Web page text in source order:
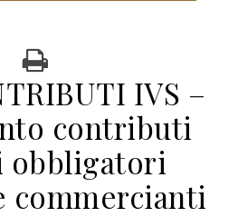
IVS –
contributi
obbligatori
commercianti